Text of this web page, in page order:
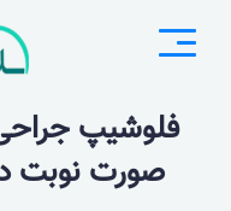
فلوشیپ
صورت نوبت